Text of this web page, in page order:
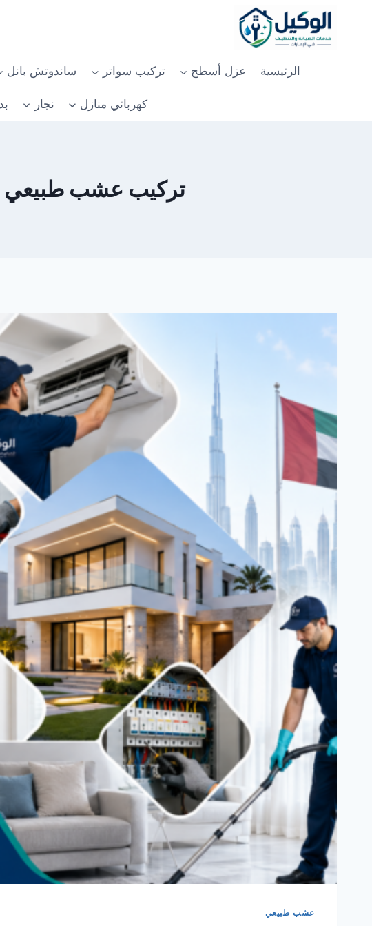
الرئيسية عزل أسطح تركيب سواتر ساندوتش بانل
كهربائي منازل نجار
تركيب عشب طبيعي في
عشب طبيعي